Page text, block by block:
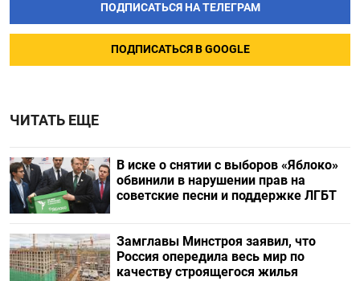
ПОДПИСАТЬСЯ НА ТЕЛЕГРАМ
ПОДПИСАТЬСЯ В GOOGLE
ЧИТАТЬ ЕЩЕ
В иске о снятии с выборов «Яблоко»
обвинили в нарушении прав на
советские песни и поддержке ЛГБТ
Замглавы Минстроя заявил, что
Россия опередила весь мир по
качеству строящегося жилья